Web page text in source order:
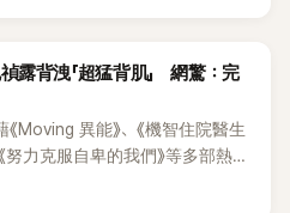
露背洩「超猛背肌」 網驚：完
Moving 異能》、《機智住院醫生
努力克服自卑的我們》等多部熱門
表，不僅演技備受肯定，精緻